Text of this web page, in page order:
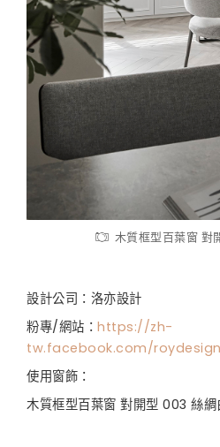
木質框型百葉窗 對
設計公司：洛亦設計
粉專/網站： https://zh-
tw.facebook.com/
使用窗飾：
木質框型百葉窗 對開型 003 絲綢